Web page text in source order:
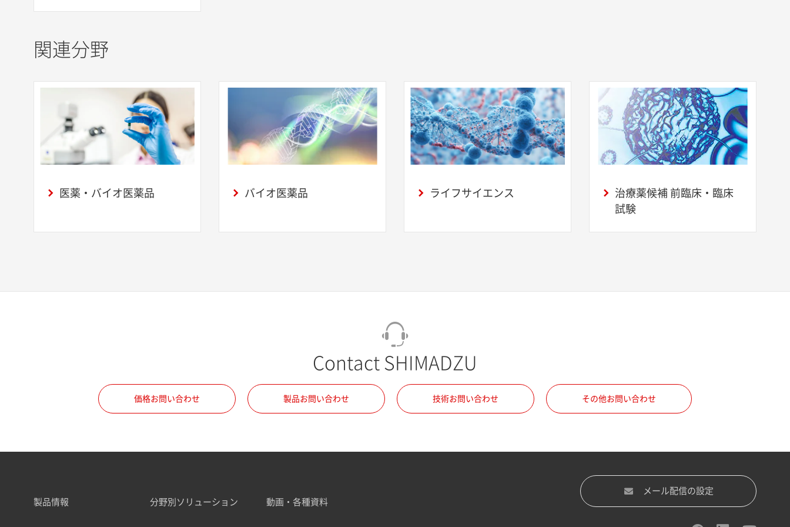
関連分野
医薬・バイオ医薬品 バイオ医薬品 ライフサイエンス
治療薬候補 前臨床・臨床
試験
Contact SHIMADZU
価格お問い合わせ 製品お問い合わせ 技術お問い合わせ その他お問い合わせ
製品情報 分野別ソリューション 動画・各種資料
メール配信の設定